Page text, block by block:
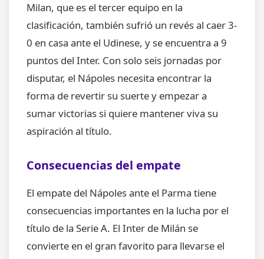
Milan, que es el tercer equipo en la
clasificación, también sufrió un revés al caer 3-
0 en casa ante el Udinese, y se encuentra a 9
puntos del Inter. Con solo seis jornadas por
disputar, el Nápoles necesita encontrar la
forma de revertir su suerte y empezar a
sumar victorias si quiere mantener viva su
aspiración al título.
Consecuencias del empate
El empate del Nápoles ante el Parma tiene
consecuencias importantes en la lucha por el
título de la Serie A. El Inter de Milán se
convierte en el gran favorito para llevarse el